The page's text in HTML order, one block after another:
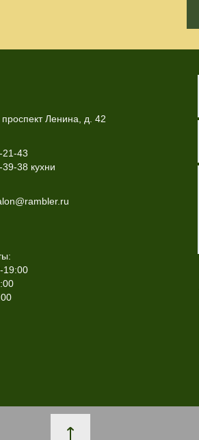
Ленина, д. 42
21-43
39-38 кухни
19:00